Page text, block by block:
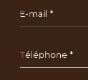
mail
*